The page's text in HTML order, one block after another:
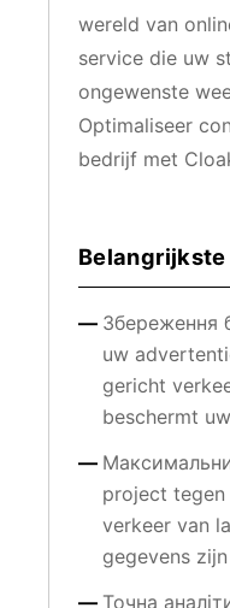
wereld van
service die uw
ongewenste
Optimaliseer
bedrijf met
Збереження
uw
gericht
beschermt
project tegen
verkeer van
gegevens
Точна